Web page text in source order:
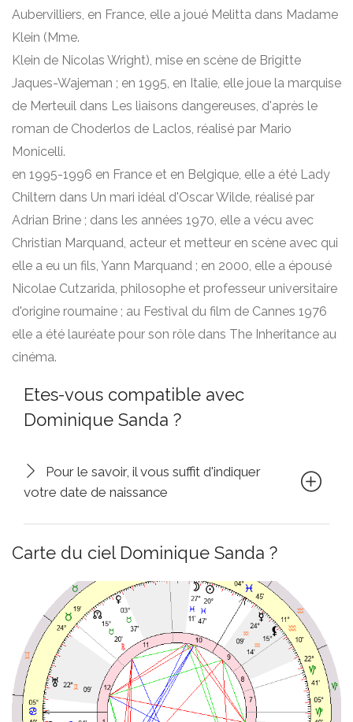
Aubervilliers, en France, elle a joué Melitta dans Madame
Klein (Mme.
Klein de Nicolas Wright), mise en scène de Brigitte
Jaques-Wajeman ; en 1995, en Italie, elle joue la marquise
de Merteuil dans Les liaisons dangereuses, d'après le
roman de Choderlos de Laclos, réalisé par Mario
Monicelli.
en 1995-1996 en France et en Belgique, elle a été Lady
Chiltern dans Un mari idéal d'Oscar Wilde, réalisé par
Adrian Brine ; dans les années 1970, elle a vécu avec
Christian Marquand, acteur et metteur en scène avec qui
elle a eu un fils, Yann Marquand ; en 2000, elle a épousé
Nicolae Cutzarida, philosophe et professeur universitaire
d'origine roumaine ; au Festival du film de Cannes 1976
elle a été lauréate pour son rôle dans The Inheritance au
cinéma.
Etes-vous compatible avec
Dominique Sanda ?
Pour le savoir, il vous suffit d'indiquer
votre date de naissance
Carte du ciel Dominique Sanda ?